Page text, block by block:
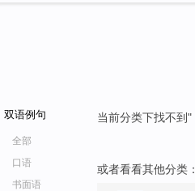
双语例句
全部
口语
书面语
当前分类下找不到"
或者看看其他分类：